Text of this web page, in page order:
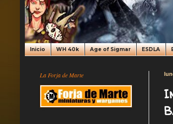
Inicio WH 40k Age of Sigmar ESDLA
La Forja de Marte